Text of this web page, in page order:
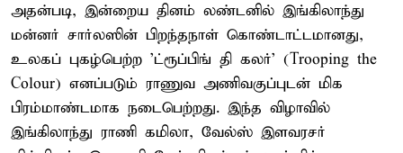
அதன்படி, இன்றைய தினம் லண்டனில் இங்கிலாந்து
மன்னர் சார்லஸின் பிறந்தநாள் கொண்டாட்டமானது,
உலகப் புகழ்பெற்ற 'ட்ரூப்பிங் தி கலர்' (Trooping the
Colour) எனப்படும் ராணுவ அணிவகுப்புடன் மிக
பிரம்மாண்டமாக நடைபெற்றது. இந்த விழாவில்
இங்கிலாந்து ராணி கமிலா, வேல்ஸ் இளவரசர்